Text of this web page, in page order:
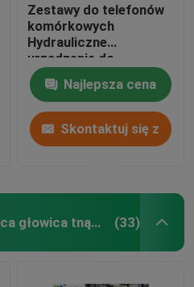
Zestawy do telefonów
komórkowych
Hydrauliczne
urządzenie do
obracania ramieniem
obrotowym 5-55mm
Regulacja skoku
Najlepsza cena
Skontaktuj się z
Hydrauliczna skrawająca głowica tnąca (33)